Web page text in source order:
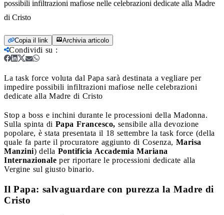
possibili infiltrazioni mafiose nelle celebrazioni dedicate alla Madre
di Cristo
Copia il link Archivia articolo
Condividi su :
La task force voluta dal Papa sarà destinata a vegliare per
impedire possibili infiltrazioni mafiose nelle celebrazioni
dedicate alla Madre di Cristo
Stop a boss e inchini durante le processioni della Madonna.
Sulla spinta di Papa Francesco, sensibile alla devozione
popolare, è stata presentata il 18 settembre la task force (della
quale fa parte il procuratore aggiunto di Cosenza, Marisa
Manzini) della Pontificia Accademia Mariana
Internazionale per riportare le processioni dedicate alla
Vergine sul giusto binario.
Il Papa: salvaguardare con purezza la Madre di
Cristo